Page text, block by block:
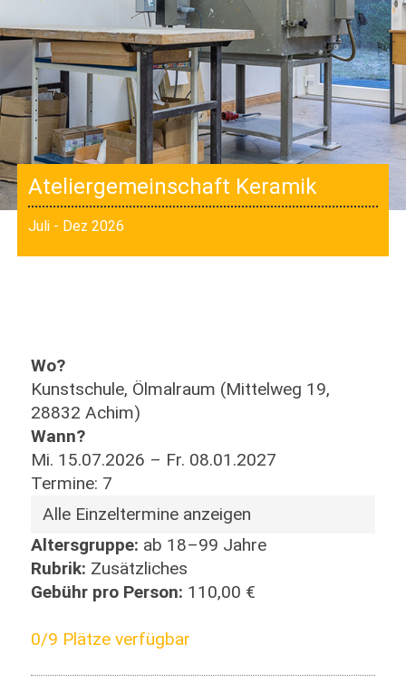
Ateliergemeinschaft Keramik
Juli - Dez 2026
Wo?
Kunstschule, Ölmalraum (Mittelweg 19,
28832 Achim)
Wann?
Mi. 15.07.2026 – Fr. 08.01.2027
Termine: 7
Alle Einzeltermine anzeigen
Altersgruppe: ab 18–99 Jahre
Rubrik: Zusätzliches
Gebühr pro Person: 110,00 €
0/9 Plätze verfügbar